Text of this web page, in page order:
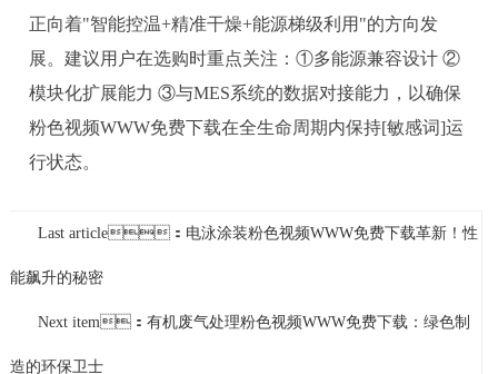
正向着"智能控温+精准干燥+能源梯级利用"的方向发
展。建议用户在选购时重点关注：①多能源兼容设计 ②
模块化扩展能力 ③与MES系统的数据对接能力，以确保
粉色视频WWW免费下载在全生命周期内保持[敏感词]运
行状态。
Last article：电泳涂装粉色视频WWW免费下载革新！性
能飙升的秘密
Next item：有机废气处理粉色视频WWW免费下载：绿色制
造的环保卫士